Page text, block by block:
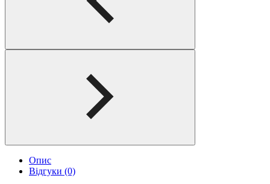
Опис
Відгуки (0)